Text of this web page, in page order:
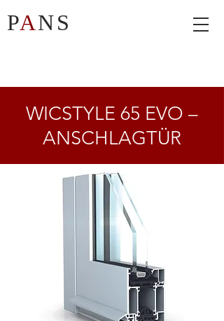
PANS
WICSTYLE 65 EVO –
ANSCHLAGTÜR